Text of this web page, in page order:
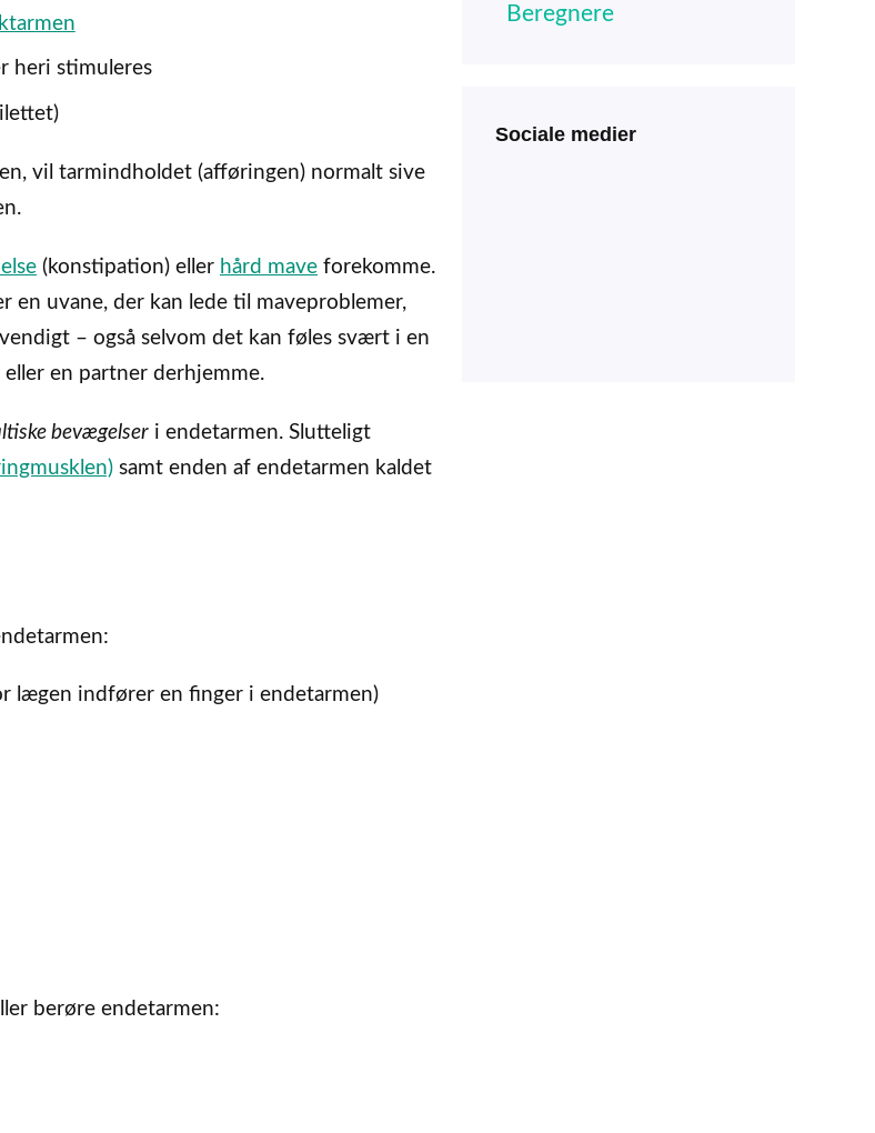
heri stimuleres
vil tarmindholdet (afføringen) normalt sive
(konstipation) eller hård mave forekomme.
en uvane, der kan lede til maveproblemer,
– også selvom det kan føles svært i en
eller en partner derhjemme.
bevægelser i endetarmen. Slutteligt
samt enden af endetarmen kaldet
lægen indfører en finger i endetarmen)
berøre endetarmen:
Beregnere
Sociale medier